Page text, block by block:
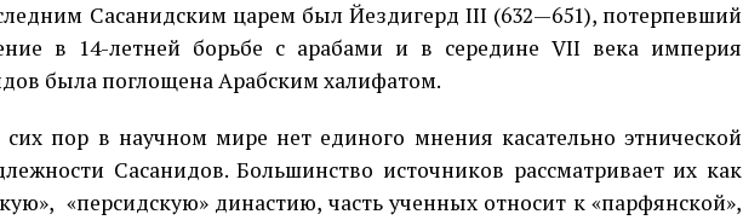
Сасанидским царем был Йездигерд III (632—651), потерпевший
в 14-летней борьбе с арабами и в середине VII века империя
была поглощена Арабским халифатом.
пор в научном мире нет единого мнения касательно этнической
Сасанидов. Большинство источников рассматривает их как
«персидскую» династию, часть ученных относит к «парфянской»,